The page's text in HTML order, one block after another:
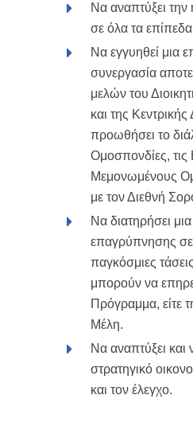
Να αναπτύξει την
σε όλα τα
Να εγγυηθεί μια
συνεργασία
μελών του
και της
προωθήσει το
Ομοσπονδίες, τις
Μεμονωμένους
με τον Διεθνή
Να διατηρήσει
επαγρύπνησης σε
παγκόσμιες
μπορούν να
Πρόγραμμα, είτε
Μέλη.
Να αναπτύξει και
στρατηγικό
και τον έλεγχο.